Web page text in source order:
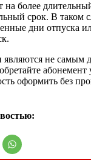
на более
срок. В таком
дни отпуска
являются не самым
оформить без